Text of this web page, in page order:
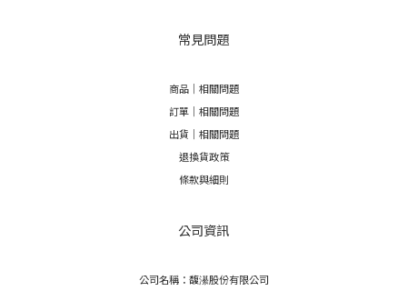
常見問題
商品｜相關問題
訂單｜相關問題
出貨｜相關問題
退換貨政策
條款與細則
公司資訊
公司名稱：馥濝股份有限公司